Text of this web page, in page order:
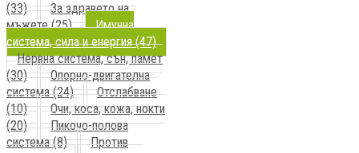
(33)
За здравето на
мъжете (25)
Имунна
система, сила и енергия (47)
Нервна система, сън, памет
(30)
Опорно-двигателна
система (24)
Отслабване
(10)
Очи, коса, кожа, нокти
(20)
Пикочо-полова
система (8)
Против